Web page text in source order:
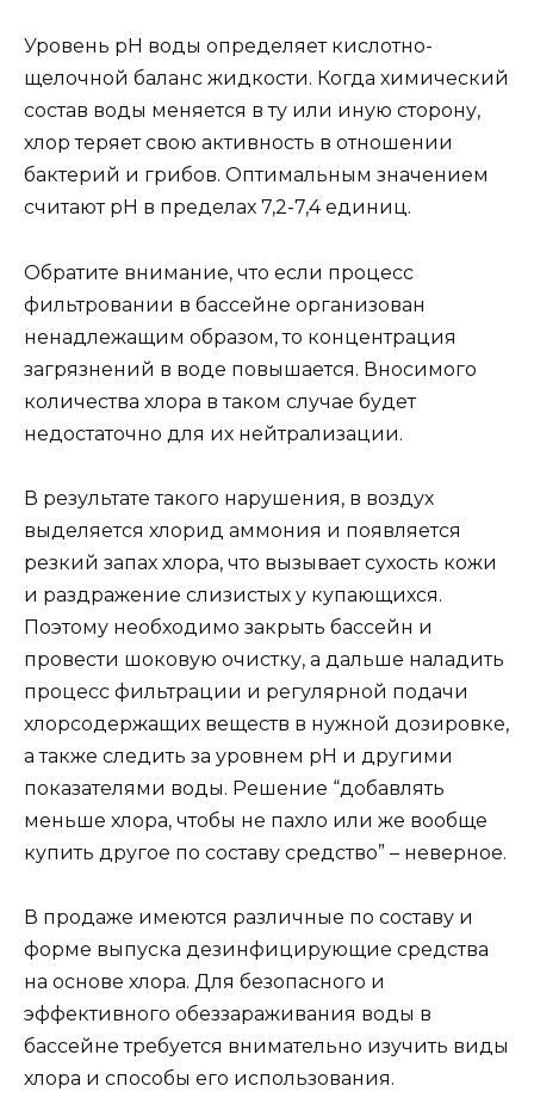
Уровень рН воды определяет кислотно-
щелочной баланс жидкости. Когда химический
состав воды меняется в ту или иную сторону,
хлор теряет свою активность в отношении
бактерий и грибов. Оптимальным значением
считают рН в пределах 7,2-7,4 единиц.
Обратите внимание, что если процесс
фильтровании в бассейне организован
ненадлежащим образом, то концентрация
загрязнений в воде повышается. Вносимого
количества хлора в таком случае будет
недостаточно для их нейтрализации.
В результате такого нарушения, в воздух
выделяется хлорид аммония и появляется
резкий запах хлора, что вызывает сухость кожи
и раздражение слизистых у купающихся.
Поэтому необходимо закрыть бассейн и
провести шоковую очистку, а дальше наладить
процесс фильтрации и регулярной подачи
хлорсодержащих веществ в нужной дозировке,
а также следить за уровнем pH и другими
показателями воды. Решение “добавлять
меньше хлора, чтобы не пахло или же вообще
купить другое по составу средство” – неверное.
В продаже имеются различные по составу и
форме выпуска дезинфицирующие средства
на основе хлора. Для безопасного и
эффективного обеззараживания воды в
бассейне требуется внимательно изучить виды
хлора и способы его использования.